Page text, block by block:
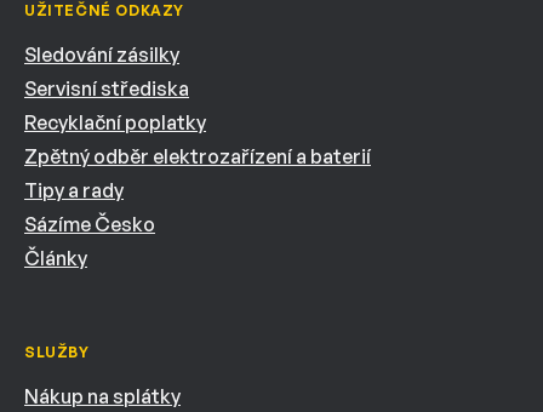
UŽITEČNÉ ODKAZY
Sledování zásilky
Servisní střediska
Recyklační poplatky
Zpětný odběr elektrozařízení a baterií
Tipy a rady
Sázíme Česko
Články
SLUŽBY
Nákup na splátky